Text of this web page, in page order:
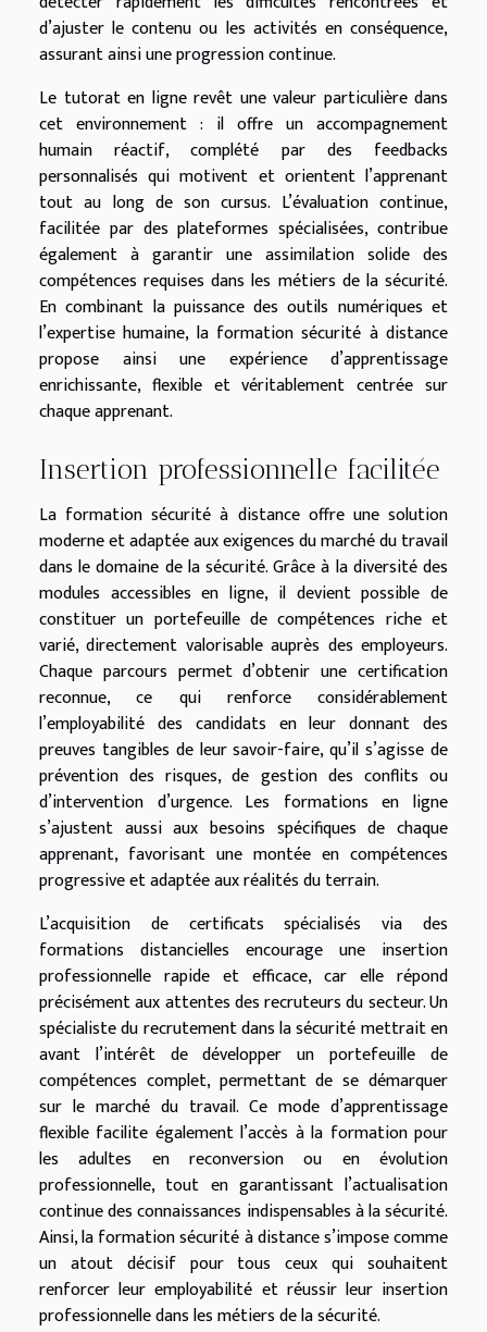
d’ajuster le contenu ou les activités en conséquence,
assurant ainsi une progression continue.
Le tutorat en ligne revêt une valeur particulière dans
cet environnement : il offre un accompagnement
humain réactif, complété par des feedbacks
personnalisés qui motivent et orientent l’apprenant
tout au long de son cursus. L’évaluation continue,
facilitée par des plateformes spécialisées, contribue
également à garantir une assimilation solide des
compétences requises dans les métiers de la sécurité.
En combinant la puissance des outils numériques et
l’expertise humaine, la formation sécurité à distance
propose ainsi une expérience d’apprentissage
enrichissante, flexible et véritablement centrée sur
chaque apprenant.
Insertion professionnelle facilitée
La formation sécurité à distance offre une solution
moderne et adaptée aux exigences du marché du travail
dans le domaine de la sécurité. Grâce à la diversité des
modules accessibles en ligne, il devient possible de
constituer un portefeuille de compétences riche et
varié, directement valorisable auprès des employeurs.
Chaque parcours permet d’obtenir une certification
reconnue, ce qui renforce considérablement
l’employabilité des candidats en leur donnant des
preuves tangibles de leur savoir-faire, qu’il s’agisse de
prévention des risques, de gestion des conflits ou
d’intervention d’urgence. Les formations en ligne
s’ajustent aussi aux besoins spécifiques de chaque
apprenant, favorisant une montée en compétences
progressive et adaptée aux réalités du terrain.
L’acquisition de certificats spécialisés via des
formations distancielles encourage une insertion
professionnelle rapide et efficace, car elle répond
précisément aux attentes des recruteurs du secteur. Un
spécialiste du recrutement dans la sécurité mettrait en
avant l’intérêt de développer un portefeuille de
compétences complet, permettant de se démarquer
sur le marché du travail. Ce mode d’apprentissage
flexible facilite également l’accès à la formation pour
les adultes en reconversion ou en évolution
professionnelle, tout en garantissant l’actualisation
continue des connaissances indispensables à la sécurité.
Ainsi, la formation sécurité à distance s’impose comme
un atout décisif pour tous ceux qui souhaitent
renforcer leur employabilité et réussir leur insertion
professionnelle dans les métiers de la sécurité.